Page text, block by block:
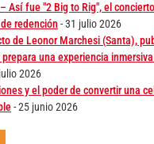
Así fue "2 Big to Rig", el
redención - 31 julio 2026
de Leonor Marchesi (Santa),
una experiencia
2026
y el poder de convertir una
- 25 junio 2026